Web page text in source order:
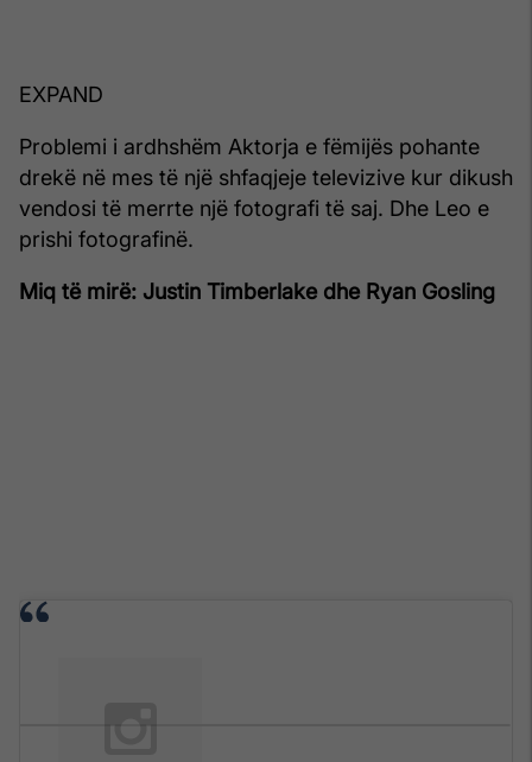
EXPAND
Problemi i ardhshëm Aktorja e fëmijës pohante
drekë në mes të një shfaqjeje televizive kur dikush
vendosi të merrte një fotografi të saj. Dhe Leo e
prishi fotografinë.
Miq të mirë: Justin Timberlake dhe Ryan Gosling